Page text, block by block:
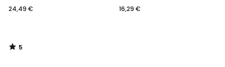
24,49 €
5
/
16,29 €